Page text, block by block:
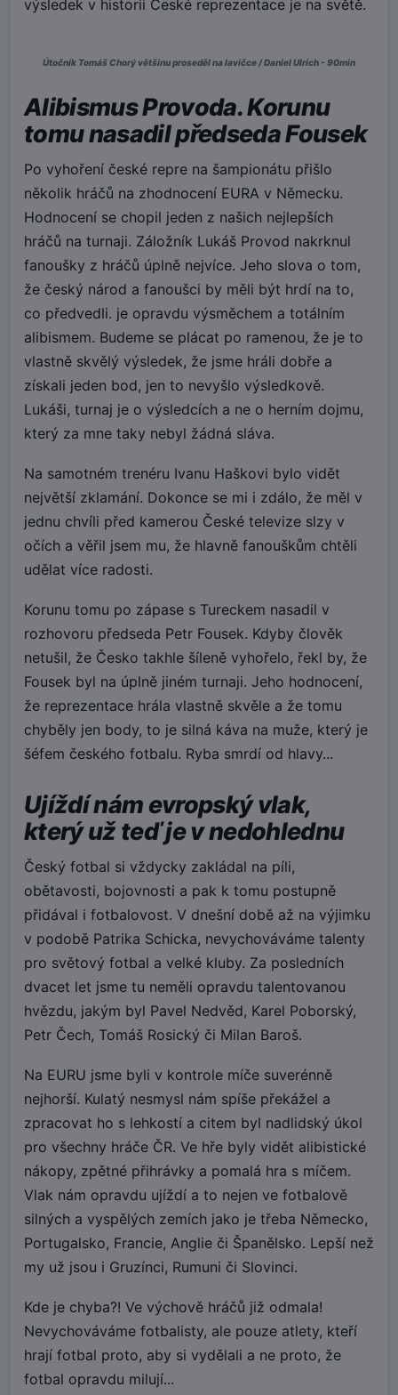
výsledek v historii České reprezentace je na světě.
Útočník Tomáš Chorý většinu proseděl na lavičce / Daniel Ulrich - 90min
Alibismus Provoda. Korunu
tomu nasadil předseda Fousek
Po vyhoření české repre na šampionátu přišlo
několik hráčů na zhodnocení EURA v Německu.
Hodnocení se chopil jeden z našich nejlepších
hráčů na turnaji. Záložník Lukáš Provod nakrknul
fanoušky z hráčů úplně nejvíce. Jeho slova o tom,
že český národ a fanoušci by měli být hrdí na to,
co předvedli. je opravdu výsměchem a totálním
alibismem. Budeme se plácat po ramenou, že je to
vlastně skvělý výsledek, že jsme hráli dobře a
získali jeden bod, jen to nevyšlo výsledkově.
Lukáši, turnaj je o výsledcích a ne o herním dojmu,
který za mne taky nebyl žádná sláva.
Na samotném trenéru Ivanu Haškovi bylo vidět
největší zklamání. Dokonce se mi i zdálo, že měl v
jednu chvíli před kamerou České televize slzy v
očích a věřil jsem mu, že hlavně fanouškům chtěli
udělat více radosti.
Korunu tomu po zápase s Tureckem nasadil v
rozhovoru předseda Petr Fousek. Kdyby člověk
netušil, že Česko takhle šíleně vyhořelo, řekl by, že
Fousek byl na úplně jiném turnaji. Jeho hodnocení,
že reprezentace hrála vlastně skvěle a že tomu
chyběly jen body, to je silná káva na muže, který je
šéfem českého fotbalu. Ryba smrdí od hlavy...
Ujíždí nám evropský vlak,
který už teď je v nedohlednu
Český fotbal si vždycky zakládal na píli,
obětavosti, bojovnosti a pak k tomu postupně
přidával i fotbalovost. V dnešní době až na výjimku
v podobě Patrika Schicka, nevychováváme talenty
pro světový fotbal a velké kluby. Za posledních
dvacet let jsme tu neměli opravdu talentovanou
hvězdu, jakým byl Pavel Nedvěd, Karel Poborský,
Petr Čech, Tomáš Rosický či Milan Baroš.
Na EURU jsme byli v kontrole míče suverénně
nejhorší. Kulatý nesmysl nám spíše překážel a
zpracovat ho s lehkostí a citem byl nadlidský úkol
pro všechny hráče ČR. Ve hře byly vidět alibistické
nákopy, zpětné přihrávky a pomalá hra s míčem.
Vlak nám opravdu ujíždí a to nejen ve fotbalově
silných a vyspělých zemích jako je třeba Německo,
Portugalsko, Francie, Anglie či Španělsko. Lepší než
my už jsou i Gruzínci, Rumuni či Slovinci.
Kde je chyba?! Ve výchově hráčů již odmala!
Nevychováváme fotbalisty, ale pouze atlety, kteří
hrají fotbal proto, aby si vydělali a ne proto, že
fotbal opravdu milují...